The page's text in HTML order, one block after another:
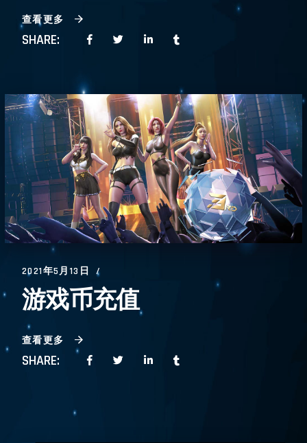
查看更多
SHARE:
2021年5月13日
游戏币充值
查看更多
SHARE: